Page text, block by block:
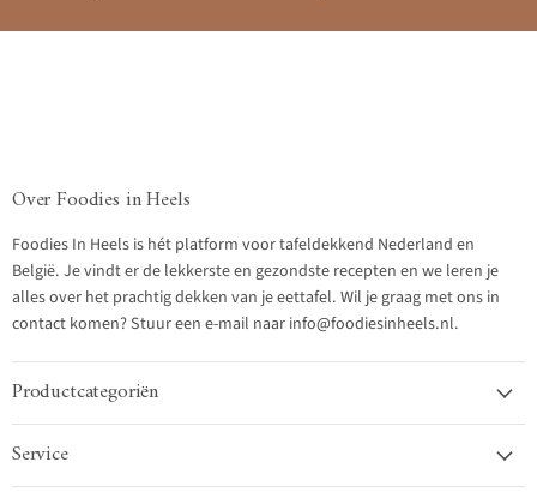
Over Foodies in Heels
Foodies In Heels is hét platform voor tafeldekkend Nederland en
België. Je vindt er de lekkerste en gezondste recepten en we leren je
alles over het prachtig dekken van je eettafel. Wil je graag met ons in
contact komen? Stuur een e-mail naar info@foodiesinheels.nl.
Productcategoriën
Service